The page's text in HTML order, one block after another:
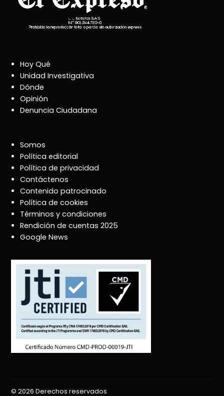
Hoy Qué
Unidad Investigativa
Dónde
Opinión
Denuncia Ciudadana
Somos
Política editorial
Política de privacidad
Contáctenos
Contenido patrocinado
Política de cookies
Términos y condiciones
Rendición de cuentas 2025
Google News
© 2026 Derechos reservados